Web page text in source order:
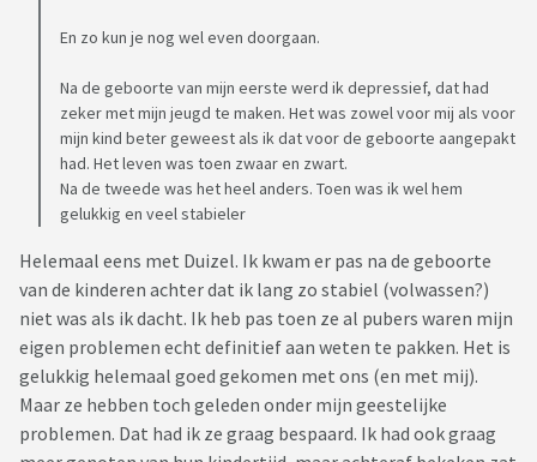
En zo kun je nog wel even doorgaan.
Na de geboorte van mijn eerste werd ik depressief, dat had
zeker met mijn jeugd te maken. Het was zowel voor mij als voor
mijn kind beter geweest als ik dat voor de geboorte aangepakt
had. Het leven was toen zwaar en zwart.
Na de tweede was het heel anders. Toen was ik wel hem
gelukkig en veel stabieler
Helemaal eens met Duizel. Ik kwam er pas na de geboorte
van de kinderen achter dat ik lang zo stabiel (volwassen?)
niet was als ik dacht. Ik heb pas toen ze al pubers waren mijn
eigen problemen echt definitief aan weten te pakken. Het is
gelukkig helemaal goed gekomen met ons (en met mij).
Maar ze hebben toch geleden onder mijn geestelijke
problemen. Dat had ik ze graag bespaard. Ik had ook graag